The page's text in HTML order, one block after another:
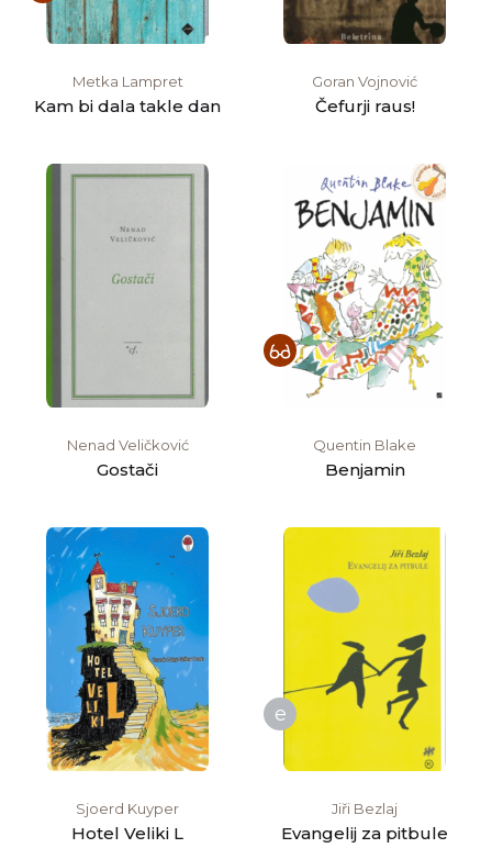
Metka Lampret
Kam bi dala takle dan
Goran Vojnović
Čefurji raus!
Nenad Veličković
Gostači
Quentin Blake
Benjamin
Sjoerd Kuyper
Hotel Veliki L
e
Jiři Bezlaj
Evangelij za pitbule